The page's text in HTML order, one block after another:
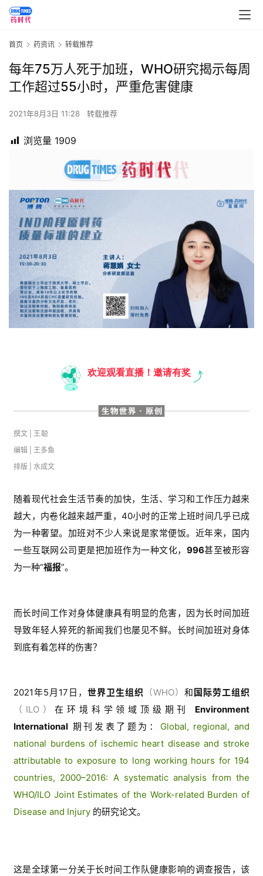
首页 药资讯 转载推荐
每年75万人死于加班，WHO研究揭示每周
工作超过55小时，严重危害健康
2021年8月3日 11:28 转载推荐
浏览量 1909
欢迎观看直播！邀请有奖
撰文 | 王聪
编辑 | 王多鱼
排版 | 水成文
随着现代社会生活节奏的加快，生活、学习和工作压力越来
越大，内卷化越来越严重，40小时的正常上班时间几乎已成
为一种奢望。加班对不少人来说是家常便饭。 近年来，
国内
一些互联网公司更是把加班作为一种文化， 996甚至被形容
为一种“福报”。
而长时间工作对身体健康具有明显的危害，因为长时间加班
导致年轻人猝死的新闻我们也屡见不鲜。长时间加班对身体
到底有着怎样的伤害？
2021年5月17日， 世界卫生组织 （WHO） 和 国际劳工组织
（ILO）在环境科学领域顶级期刊 Environment
International 期刊发表了题为： Global, regional, and
national burdens of ischemic heart disease and stroke
attributable to exposure to long working hours for 194
countries, 2000–2016: A systematic analysis from the
WHO/ILO Joint Estimates of the Work-related Burden of
Disease and Injury 的研究论文。
这是全球第一分关于长时间工作队健康影响的调查报告， 该